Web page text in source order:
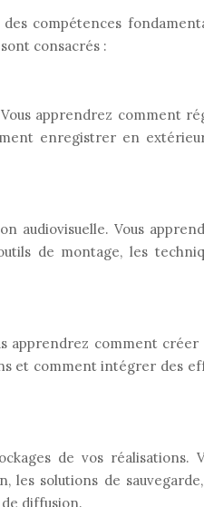
compétences
consacrés :
apprendrez comment
enregistrer en
audiovisuelle. Vous
de montage, les
apprendrez comment créer
et comment intégrer des
de vos réalisations.
les solutions de
diffusion.